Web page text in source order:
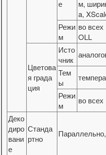
е
м,
a,
Режи
м
во
OLL
Цветова
я града
ция
Исто
чник
Тем
ы
Режи
м
во
Деко
диро
вани
е
Станда
ртно